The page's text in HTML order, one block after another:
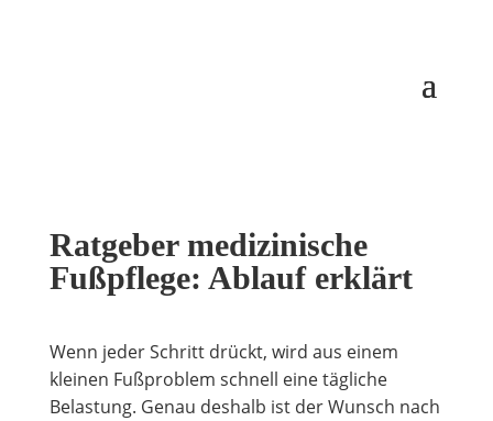
Ratgeber medizinische
Fußpflege: Ablauf erklärt
Wenn jeder Schritt drückt, wird aus einem
kleinen Fußproblem schnell eine tägliche
Belastung. Genau deshalb ist der Wunsch nach